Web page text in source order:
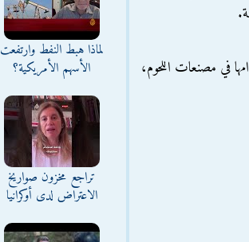
في مصنعات اللحوم،
لماذا هبط النفط وارتفعت
الأسهم الأمريكية؟
تراجع مخزون صواريخ
الاعتراض لدى أوكرانيا